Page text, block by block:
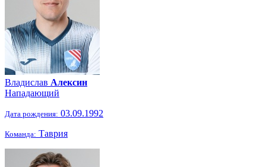
Владислав Алексин
Нападающий
Дата рождения: 03.09.1992
Команда: Таврия